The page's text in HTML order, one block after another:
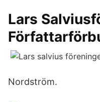
Lars
Nordström.